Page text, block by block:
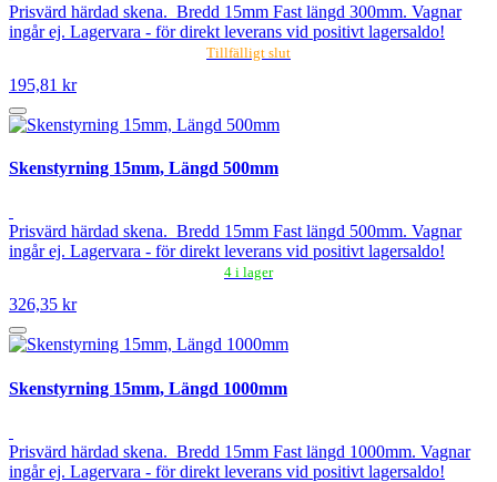
Prisvärd härdad skena. Bredd 15mm Fast längd 300mm. Vagnar
ingår ej. Lagervara - för direkt leverans vid positivt lagersaldo!
Tillfälligt slut
195,81 kr
Skenstyrning 15mm, Längd 500mm
Prisvärd härdad skena. Bredd 15mm Fast längd 500mm. Vagnar
ingår ej. Lagervara - för direkt leverans vid positivt lagersaldo!
4 i lager
326,35 kr
Skenstyrning 15mm, Längd 1000mm
Prisvärd härdad skena. Bredd 15mm Fast längd 1000mm. Vagnar
ingår ej. Lagervara - för direkt leverans vid positivt lagersaldo!